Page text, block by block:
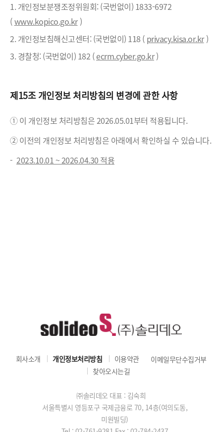
1. 개인정보분쟁조정위원회: (국번없이) 1833-6972
(www.kopico.go.kr )
2. 개인정보침해신고센터: (국번없이) 118 ( privacy.kisa.or.kr )
3. 경찰청: (국번없이) 182 ( ecrm.cyber.go.kr )
제15조 개인정보 처리방침의 변경에 관한 사항
① 이 개인정보 처리방침은 2026.05.01부터 적용됩니다.
② 이전의 개인정보 처리방침은 아래에서 확인하실 수 있습니다.
- 2023.10.01 ~ 2026.04.30 적용
회사소개 개인정보처리방침 이용약관
이메일무단수집거부
찾아오시는길
㈜솔리데오 대표 : 김숙희
서울특별시 영등포구 국제금융로 70, 14층(여의도동,
미원빌딩)